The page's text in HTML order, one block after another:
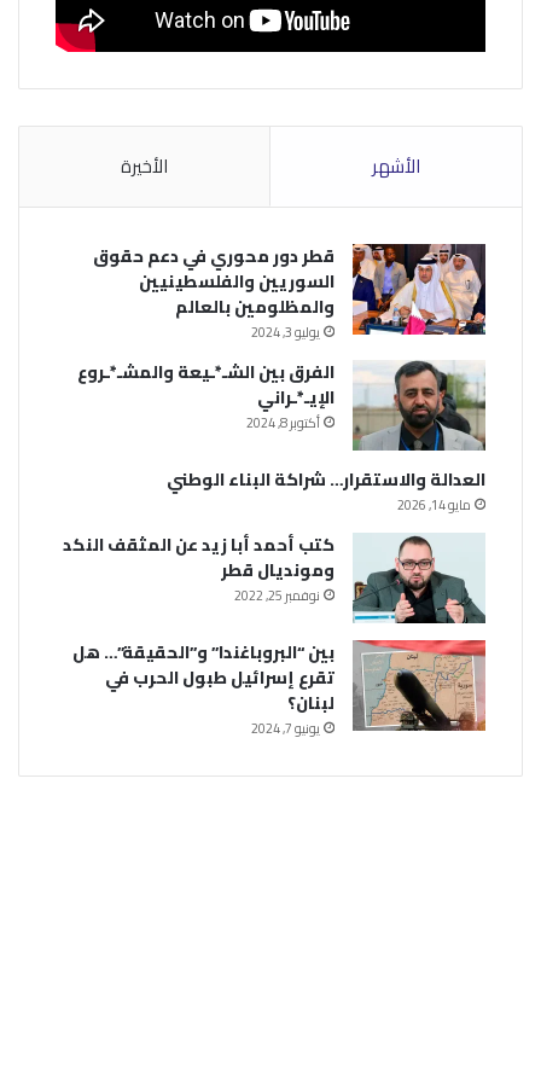
الأشهر الأخيرة
قطر دور محوري في دعم حقوق
السوريين والفلسطينيين
والمظلومين بالعالم
يوليو 3, 2024
الفرق بين الشـ*ـيعة والمشـ*ـروع
الإيـ*ـراني
أكتوبر 8, 2024
العدالة والاستقرار… شراكة البناء الوطني
مايو 14, 2026
كتب أحمد أبا زيد عن المثقف النكد
ومونديال قطر
نوفمبر 25, 2022
بين “البروباغندا” و”الحقيقة”… هل
تقرع إسرائيل طبول الحرب في
لبنان؟
يونيو 7, 2024